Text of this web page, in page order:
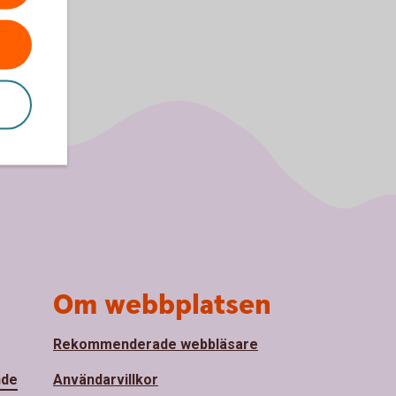
Om webbplatsen
Rekommenderade webbläsare
Användarvillkor